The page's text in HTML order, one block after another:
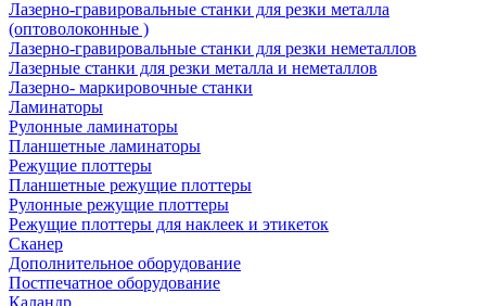
Лазерно-гравировальные станки для резки металла
(оптоволоконные )
Лазерно-гравировальные станки для резки неметаллов
Лазерные станки для резки металла и неметаллов
Лазерно- маркировочные станки
Ламинаторы
Рулонные ламинаторы
Планшетные ламинаторы
Режущие плоттеры
Планшетные режущие плоттеры
Рулонные режущие плоттеры
Режущие плоттеры для наклеек и этикеток
Сканер
Дополнительное оборудование
Постпечатное оборудование
Каландр